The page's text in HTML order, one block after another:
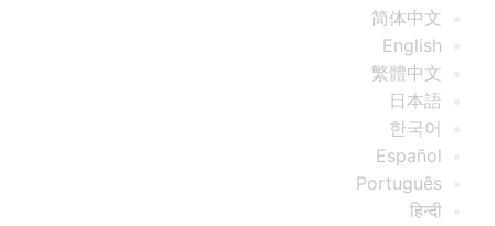
简体中文
English
繁體中文
日本語
한국어
Español
Português
हिन्दी